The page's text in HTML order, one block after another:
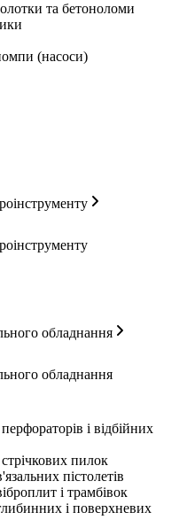
та бетоноломи
(насоси)
обладнання
обладнання
і відбійних
пилок
пістолетів
і трамбівок
і поверхневих